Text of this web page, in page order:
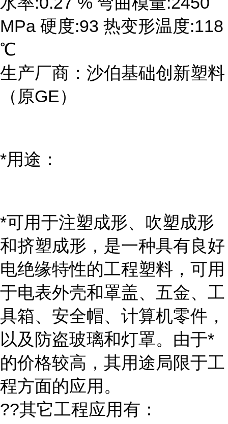
MPa 硬度:93 热变形温度:118
℃
生产厂商：沙伯基础创新塑料
（原GE）
*用途：
*可用于注塑成形、吹塑成形
和挤塑成形，是一种具有良好
电绝缘特性的工程塑料，可用
于电表外壳和罩盖、五金、工
具箱、安全帽、计算机零件，
以及防盗玻璃和灯罩。由于*
的价格较高，其用途局限于工
程方面的应用。
??其它工程应用有：